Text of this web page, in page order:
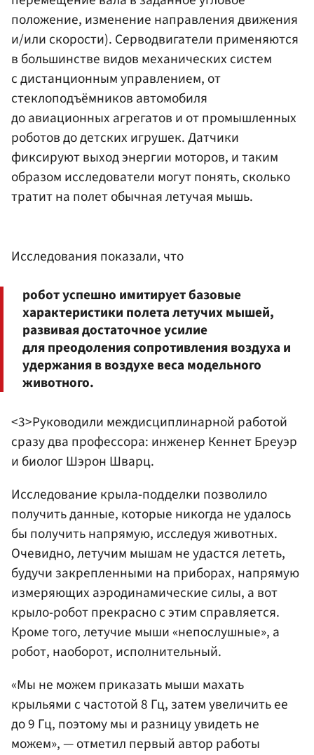
положение, изменение направления движения
и/или скорости). Серводвигатели применяются
в большинстве видов механических систем
с дистанционным управлением, от
стеклоподъёмников автомобиля
до авиационных агрегатов и от промышленных
роботов до детских игрушек. Датчики
фиксируют выход энергии моторов, и таким
образом исследователи могут понять, сколько
тратит на полет обычная летучая мышь.
Исследования показали, что
робот успешно имитирует базовые
характеристики полета летучих мышей,
развивая достаточное усилие
для преодоления сопротивления воздуха и
удержания в воздухе веса модельного
животного.
<3>Руководили междисциплинарной работой
сразу два профессора: инженер Кеннет Бреуэр
и биолог Шэрон Шварц.
Исследование крыла-подделки позволило
получить данные, которые никогда не удалось
бы получить напрямую, исследуя животных.
Очевидно, летучим мышам не удастся лететь,
будучи закрепленными на приборах, напрямую
измеряющих аэродинамические силы, а вот
крыло-робот прекрасно с этим справляется.
Кроме того, летучие мыши «непослушные», а
робот, наоборот, исполнительный.
«Мы не можем приказать мыши махать
крыльями с частотой 8 Гц, затем увеличить ее
до 9 Гц, поэтому мы и разницу увидеть не
можем», — отметил первый автор работы